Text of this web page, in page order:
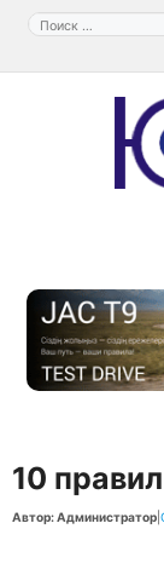
Перейти
содержимому
Поиск:
10
Автор: Администратор